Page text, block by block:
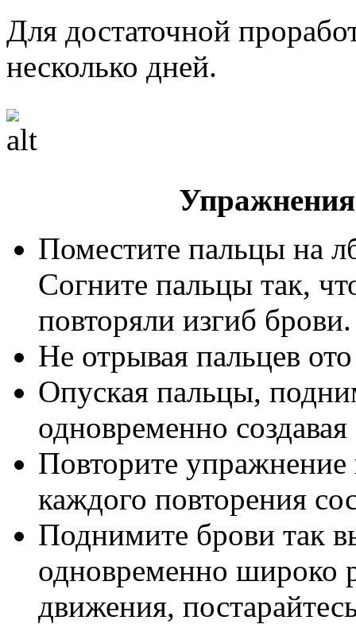
Для достаточной
несколько дней.
Поместите пальцы на
Согните пальцы так,
повторяли изгиб брови.
Не отрывая пальцев
Опуская пальцы,
одновременно
Повторите упражнение
каждого повторения
Поднимите брови так
одновременно широко
движения,